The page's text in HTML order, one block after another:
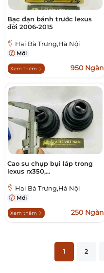
Bạc đạn bánh trước lexus
đời 2006-2015
Hai Bà Trưng,Hà Nội
Mới
Xem thêm 950 Ngàn
Cao su chụp bụi láp trong
lexus rx350,...
Hai Bà Trưng,Hà Nội
Mới
Xem thêm 250 Ngàn
1 2